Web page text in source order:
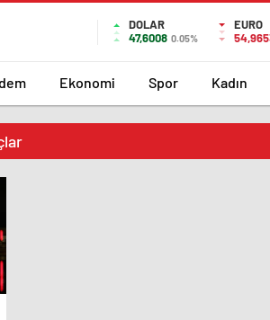
DOLAR
47,6008 0.05%
EURO
Ekonomi Spor Kadın